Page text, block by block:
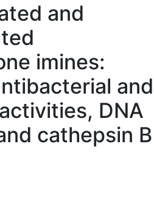
and
imines:
and
DNA
cathepsin B